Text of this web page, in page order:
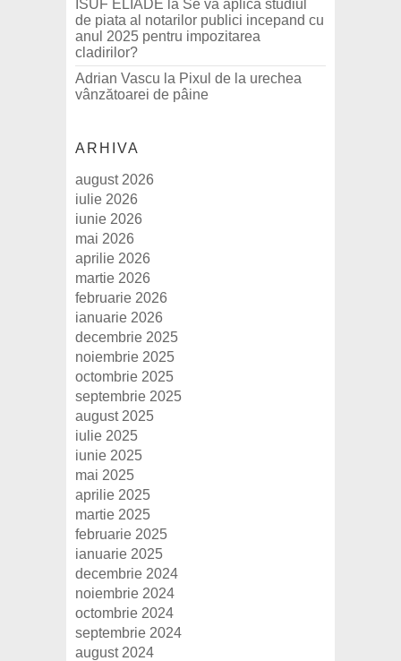
ISUF ELIADE la Se va aplica studiul
de piata al notarilor publici incepand cu
anul 2025 pentru impozitarea
cladirilor?
Adrian Vascu la Pixul de la urechea
vânzătoarei de pâine
ARHIVA
august 2026
iulie 2026
iunie 2026
mai 2026
aprilie 2026
martie 2026
februarie 2026
ianuarie 2026
decembrie 2025
noiembrie 2025
octombrie 2025
septembrie 2025
august 2025
iulie 2025
iunie 2025
mai 2025
aprilie 2025
martie 2025
februarie 2025
ianuarie 2025
decembrie 2024
noiembrie 2024
octombrie 2024
septembrie 2024
august 2024